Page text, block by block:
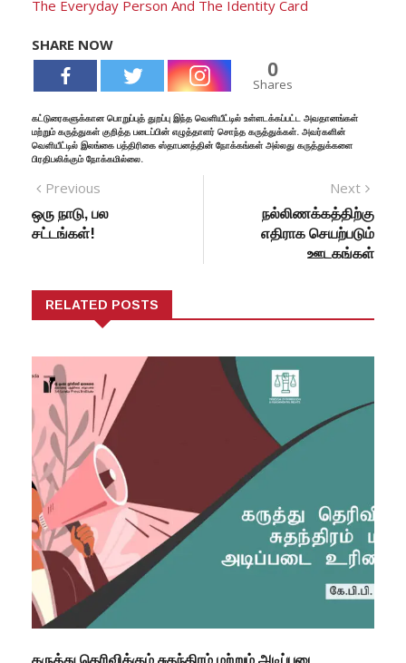
The Everyday Person And The Identity Card
SHARE NOW
0
Shares
கட்டுரைகளுக்கான பொறுப்புத் துறப்பு இந்த வெளியீட்டில் உள்ளடக்கப்பட்ட அவதானங்கள்
மற்றும் கருத்துகள் குறித்த படைப்பின் எழுத்தாளர் சொந்த கருத்துக்கள். அவர்களின்
வெளியீட்டில் இலங்கை பத்திரிகை ஸ்தாபனத்தின் நோக்கங்கள் அல்லது கருத்துக்களை
பிரதிபலிக்கும் நோக்கமில்லை.
Previous
ஒரு நாடு, பல
சட்டங்கள்!
Next
நல்லிணக்கத்திற்கு
எதிராக செயற்படும்
ஊடகங்கள்
RELATED POSTS
கருத்து தெரிவிக்கும் சுதந்திரம் மற்றும் அடிப்படை